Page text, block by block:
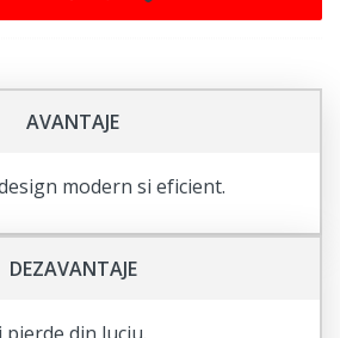
de a face un upgrade pentru
și de a vă bucura de o
și mai sigură. Comandați
AVANTAJE
modern si eficient.
DEZAVANTAJE